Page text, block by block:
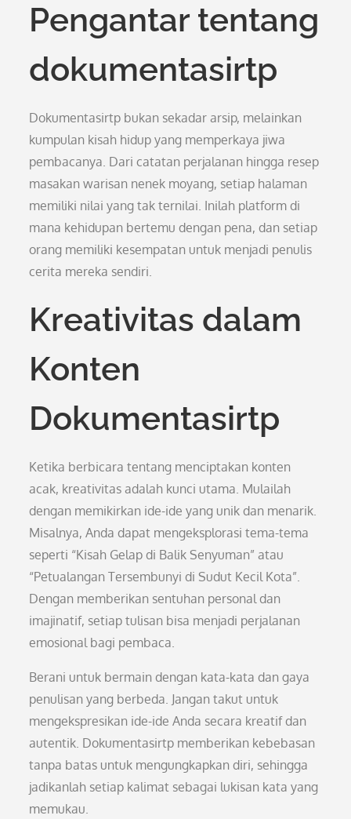
Pengantar tentang
dokumentasirtp
Dokumentasirtp bukan sekadar arsip, melainkan
kumpulan kisah hidup yang memperkaya jiwa
pembacanya. Dari catatan perjalanan hingga resep
masakan warisan nenek moyang, setiap halaman
memiliki nilai yang tak ternilai. Inilah platform di
mana kehidupan bertemu dengan pena, dan setiap
orang memiliki kesempatan untuk menjadi penulis
cerita mereka sendiri.
Kreativitas dalam
Konten
Dokumentasirtp
Ketika berbicara tentang menciptakan konten
acak, kreativitas adalah kunci utama. Mulailah
dengan memikirkan ide-ide yang unik dan menarik.
Misalnya, Anda dapat mengeksplorasi tema-tema
seperti “Kisah Gelap di Balik Senyuman” atau
“Petualangan Tersembunyi di Sudut Kecil Kota”.
Dengan memberikan sentuhan personal dan
imajinatif, setiap tulisan bisa menjadi perjalanan
emosional bagi pembaca.
Berani untuk bermain dengan kata-kata dan gaya
penulisan yang berbeda. Jangan takut untuk
mengekspresikan ide-ide Anda secara kreatif dan
autentik. Dokumentasirtp memberikan kebebasan
tanpa batas untuk mengungkapkan diri, sehingga
jadikanlah setiap kalimat sebagai lukisan kata yang
memukau.